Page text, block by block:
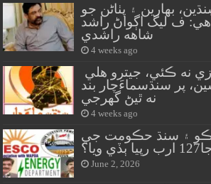
بهارين ۽ پٺاڻن جو
ف ليگ اڳواڻ راشد
شاهه راشدي
4 weeks ago
پر سنڌسماءَچار بند
نه ٿيڻ گهرجي
4 weeks ago
۽ سنڌ حڪومت جي
June 2, 2026